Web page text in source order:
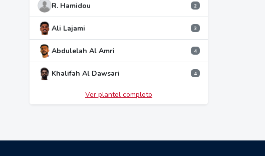
R. Hamidou 2
Ali Lajami 3
Abdulelah Al Amri 4
Khalifah Al Dawsari 4
Ver plantel completo